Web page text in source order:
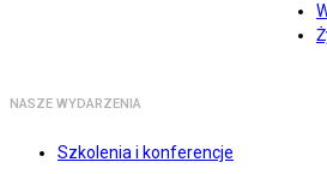
NASZE WYDARZENIA
Szkolenia i konferencje